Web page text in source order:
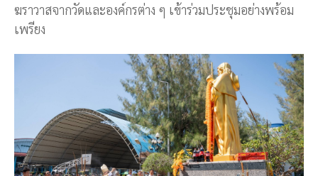
ฆราวาสจากวัดและองค์กรต่าง ๆ เข้าร่วมประชุมอย่างพร้อม
เพรียง